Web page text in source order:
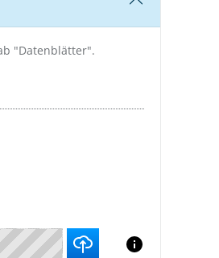
"Datenblätter".